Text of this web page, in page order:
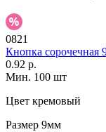
0821
Кнопка сорочечная
0.92 р.
Мин. 100 шт
Цвет кремовый
Размер 9мм